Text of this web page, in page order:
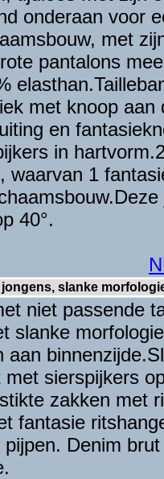
onderaan voor
met
pantalons
met knoop
en
in
waarvan 1
40°.
slanke
niet passende
slanke
aan
met sierspijkers
zakken met
fantasie
pijpen. Denim